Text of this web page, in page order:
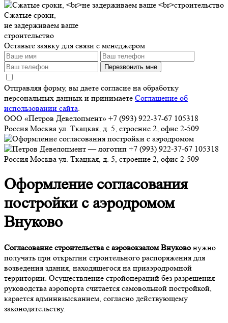
Сжатые сроки,
не задерживаем ваше
строительство
Оставьте заявку для связи с менеджером
Перезвонить мне
Отправляя форму, вы даете согласие на обработку
персональных данных и принимаете Соглашение об
использовании сайта.
ООО «Петров Девелопмент» +7 (993) 922-37-67 105318
Россия Москва ул. Ткацкая, д. 5, строение 2, офис 2-509
+7 (993) 922-37-67 105318
Россия Москва ул. Ткацкая, д. 5, строение 2, офис 2-509
Оформление согласования
постройки с аэродромом
Внуково
Согласование строительства с аэровокзалом Внуково нужно
получать при открытии строительного распоряжения для
возведения здания, находящегося на приаэродромной
территории. Осуществление стройопераций без разрешения
руководства аэропорта считается самовольной постройкой,
карается админвзысканием, согласно действующему
законодательству.